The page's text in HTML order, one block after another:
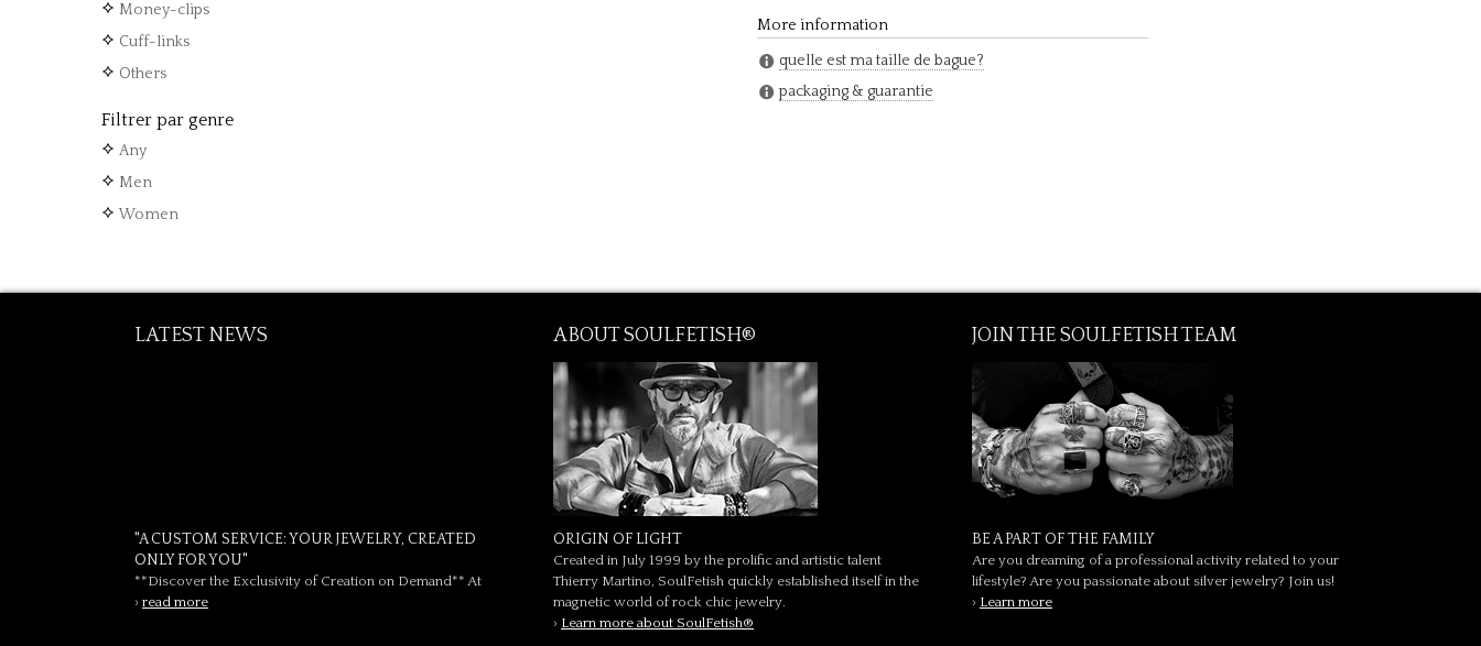
Money-clips
Cuff-links
Others
Filtrer par genre
Any
Men
Women
More information
quelle est ma taille de bague?
packaging & guarantie
LATEST NEWS
"A CUSTOM SERVICE: YOUR JEWELRY, CREATED
ONLY FOR YOU"
**Discover the Exclusivity of Creation on Demand** At
› read more
ABOUT SOULFETISH®
ORIGIN OF LIGHT
Created in July 1999 by the prolific and artistic talent
Thierry Martino, SoulFetish quickly established itself in the
magnetic world of rock chic jewelry.
› Learn more about SoulFetish®
JOIN THE SOULFETISH TEAM
BE A PART OF THE FAMILY
Are you dreaming of a professional activity related to your
lifestyle? Are you passionate about silver jewelry? Join us!
› Learn more